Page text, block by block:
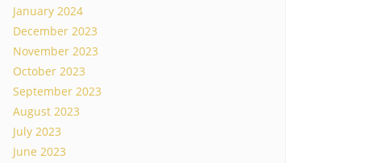
January 2024
December 2023
November 2023
October 2023
September 2023
August 2023
July 2023
June 2023